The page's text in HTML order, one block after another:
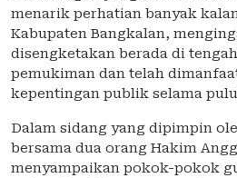
menarik perhatian banyak
Kabupaten Bangkalan,
disengketakan berada di
pemukiman dan telah
kepentingan publik selama
Dalam sidang yang dipimpin
bersama dua orang Hakim
menyampaikan pokok-pokok